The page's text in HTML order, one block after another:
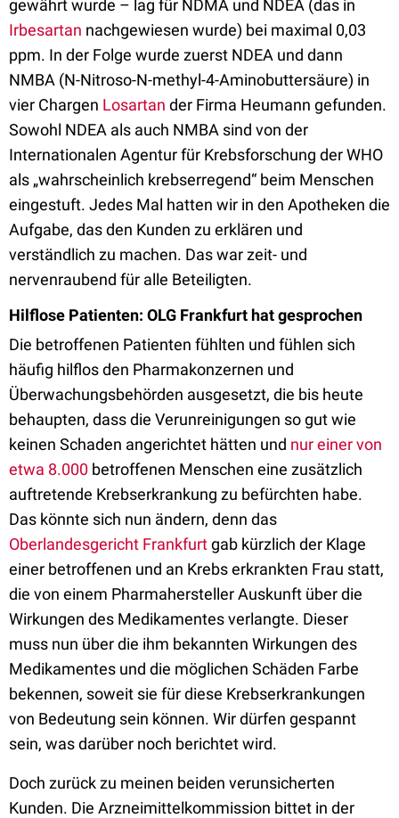
gewährt wurde – lag für NDMA und NDEA (das in
Irbesartan nachgewiesen wurde) bei maximal 0,03
ppm. In der Folge wurde zuerst NDEA und dann
NMBA (N-Nitroso-N-methyl-4-Aminobuttersäure) in
vier Chargen Losartan der Firma Heumann gefunden.
Sowohl NDEA als auch NMBA sind von der
Internationalen Agentur für Krebsforschung der WHO
als „wahrscheinlich krebserregend“ beim Menschen
eingestuft. Jedes Mal hatten wir in den Apotheken die
Aufgabe, das den Kunden zu erklären und
verständlich zu machen. Das war zeit- und
nervenraubend für alle Beteiligten.
Hilflose Patienten: OLG Frankfurt hat gesprochen
Die betroffenen Patienten fühlten und fühlen sich
häufig hilflos den Pharmakonzernen und
Überwachungsbehörden ausgesetzt, die bis heute
behaupten, dass die Verunreinigungen so gut wie
keinen Schaden angerichtet hätten und nur einer von
etwa 8.000 betroffenen Menschen eine zusätzlich
auftretende Krebserkrankung zu befürchten habe.
Das könnte sich nun ändern, denn das
Oberlandesgericht Frankfurtgab kürzlich der Klage
einer betroffenen und an Krebs erkrankten Frau statt,
die von einem Pharmahersteller Auskunft über die
Wirkungen des Medikamentes verlangte. Dieser
muss nun über die ihm bekannten Wirkungen des
Medikamentes und die möglichen Schäden Farbe
bekennen, soweit sie für diese Krebserkrankungen
von Bedeutung sein können. Wir dürfen gespannt
sein, was darüber noch berichtet wird.
Doch zurück zu meinen beiden verunsicherten
Kunden. Die Arzneimittelkommission bittet in der